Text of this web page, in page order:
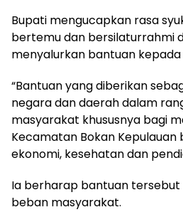
Bupati mengucapkan rasa
bertemu dan bersilaturrahmi
menyalurkan bantuan
“Bantuan yang diberikan
negara dan daerah dalam
masyarakat khususnya bagi
Kecamatan Bokan Kepulauan
ekonomi, kesehatan dan
Ia berharap bantuan
beban masyarakat.